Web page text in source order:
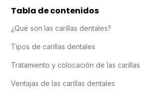
Tabla de contenidos
¿Qué son las carillas dentales?
Tipos de carillas dentales
Tratamiento y colocación de las carillas
Ventajas de las carillas dentales